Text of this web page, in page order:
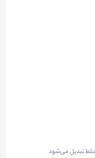
تبدیل می‌شود